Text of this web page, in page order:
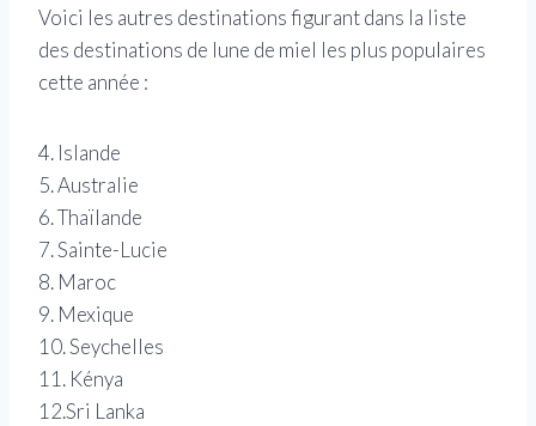
Voici les autres destinations figurant dans la liste
des destinations de lune de miel les plus populaires
cette année :
4. Islande
5. Australie
6. Thaïlande
7. Sainte-Lucie
8. Maroc
9. Mexique
10. Seychelles
11. Kénya
12.Sri Lanka